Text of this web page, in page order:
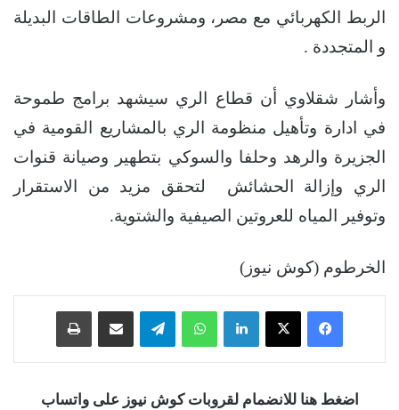
ﺍﻟﺮﺑﻂ ﺍﻟﻜﻬﺮﺑﺎﺋﻲ ﻣﻊ ﻣﺼﺮ، ومشروعات الطاقات البديلة
و المتجددة .
ﻭﺃﺷﺎﺭ ﺷﻘﻼﻭﻱ ﺃﻥ ﻗﻄﺎﻉ ﺍﻟﺮﻱ ﺳﻴﺸﻬﺪ ﺑﺮﺍﻣﺞ ﻃﻤﻮﺣﺔ
ﻓﻲ ﺍﺩﺍﺭﺓ ﻭﺗﺄﻫﻴﻞ ﻣﻨﻈﻮﻣﺔ ﺍﻟﺮﻱ ﺑﺎﻟﻤﺸﺎﺭﻳﻊ ﺍﻟﻘﻮﻣﻴﺔ ﻓﻲ
ﺍﻟﺠﺰﻳﺮﺓ ﻭﺍﻟﺮﻫﺪ ﻭﺣﻠﻔﺎ ﻭﺍﻟﺴﻮﻛﻲ بتطهير وصيانة قنوات
الري وإزالة الحشائش ﻟﺘﺤﻘﻖ ﻣﺰﻳﺪ ﻣﻦ ﺍﻻﺳﺘﻘﺮﺍﺭ
ﻭﺗﻮﻓﻴﺮ ﺍﻟﻤﻴﺎﻩ ﻟﻠﻌﺮﻭﺗﻴﻦ ﺍﻟﺼﻴﻔﻴﺔ ﻭﺍﻟﺸﺘﻮﻳﺔ.
الخرطوم (كوش نيوز)
فيسبوك ‫X لينكدإن واتساب تيلقرام
اضغط هنا للانضمام لقروبات كوش نيوز على واتساب